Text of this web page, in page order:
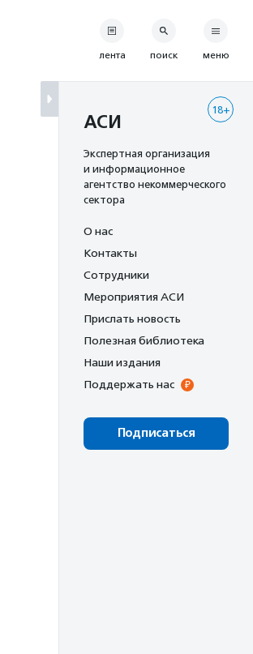
лента поиск меню
18+
АСИ
Экспертная организация
и информационное
агентство некоммерческого
сектора
О нас
Контакты
Сотрудники
Мероприятия АСИ
Прислать новость
Полезная библиотека
Наши издания
Поддержать нас
Подписаться